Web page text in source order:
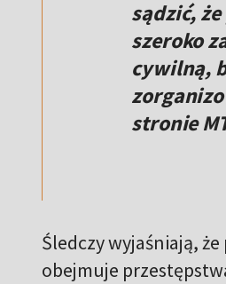
sądzić,
szeroko
cywilną,
stronie
Śledczy wyjaśniają,
obejmuje